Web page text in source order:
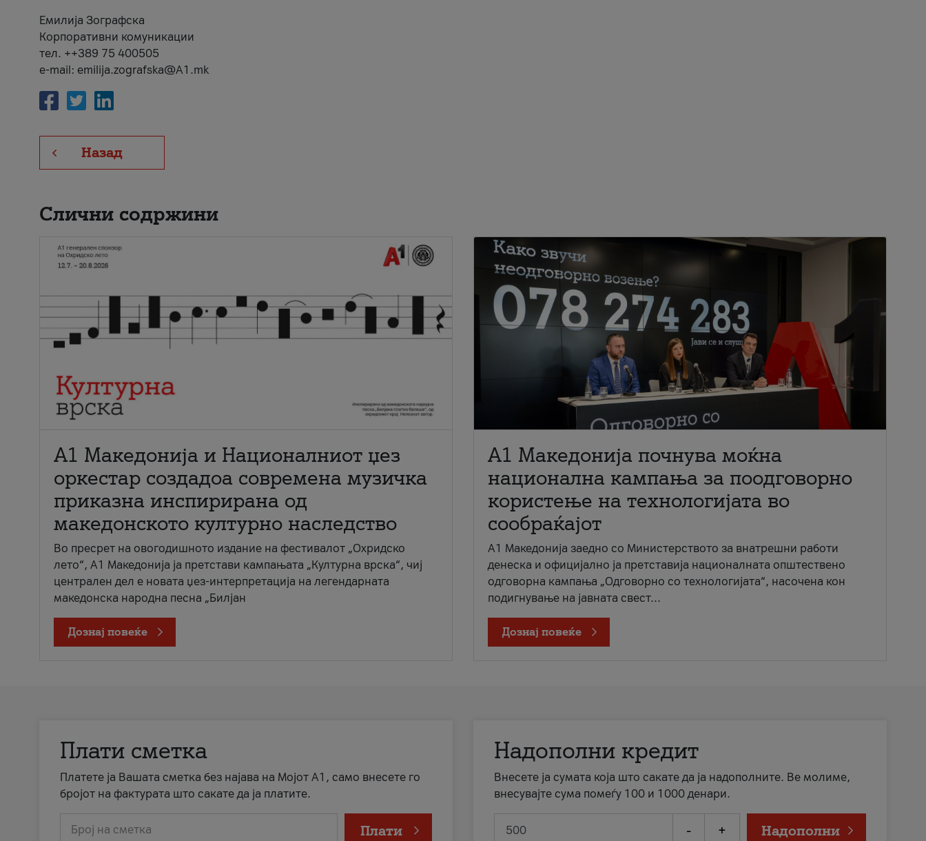
Емилија Зографска
Корпоративни комуникации
тел. ++389 75 400505
e-mail: emilija.zografska@A1.mk
Назад
Слични содржини
А1 Македонија и Националниот џез
оркестар создадоа современа музичка
приказна инспирирана од
македонското културно наследство
Во пресрет на овогодишното издание на фестивалот „Охридско
лето“, А1 Македонија ја претстави кампањата „Културна врска“, чиј
централен дел е новата џез-интерпретација на легендарната
македонска народна песна „Билјан
Дознај повеќе
A1 Македонија почнува моќна
национална кампања за поодговорно
користење на технологијата во
сообраќајот
A1 Македонија заедно со Министерството за внатрешни работи
денеска и официјално ја претставија националната општествено
одговорна кампања „Одговорно со технологијата“, насочена кон
подигнување на јавната свест...
Дознај повеќе
Плати сметка
Платете ја Вашата сметка без најава на Мојот А1, само внесете го
бројот на фактурата што сакате да ја платите.
Број на сметка Плати
Надополни кредит
Внесете ја сумата која што сакате да ја надополните. Ве молиме,
внесувајте сума помеѓу 100 и 1000 денари.
- + Надополни